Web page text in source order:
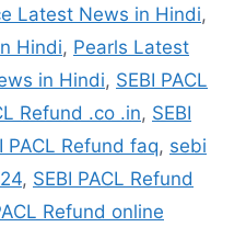
Latest News in Hindi,
Hindi, Pearls Latest
in Hindi, SEBI PACL
Refund .co .in, SEBI
PACL Refund faq, sebi
, SEBI PACL Refund
Refund online